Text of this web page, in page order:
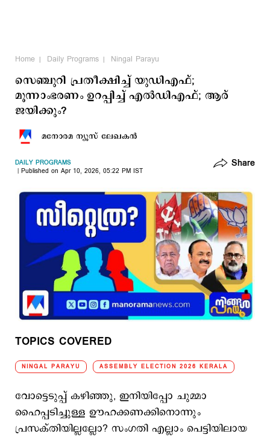
Home Daily Programs Ningal Parayu
സെഞ്ചുറി പ്രതീക്ഷിച്ച് യുഡിഎഫ്;
മൂന്നാംഭരണം ഉറപ്പിച്ച് എല്‍ഡിഎഫ്; ആര്
ജയിക്കും?
മനോരമ ന്യൂസ് ലേഖകന്‍
DAILY PROGRAMS
Published on Apr 10, 2026, 05:22 PM IST
Share
TOPICS COVERED
NINGAL PARAYU ASSEMBLY ELECTION 2026 KERALA
വോട്ടെടുപ്പ് കഴിഞ്ഞു, ഇനിയിപ്പോ ചുമ്മാ
ഹൈപ്പടിച്ചുള്ള ഊഹക്കണക്കിനൊന്നും
പ്രസക്തിയില്ലല്ലോ? സംഗതി എല്ലാം പെട്ടിയിലായ